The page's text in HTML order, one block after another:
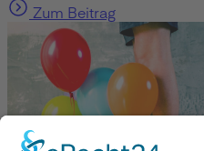
Zum Beitrag